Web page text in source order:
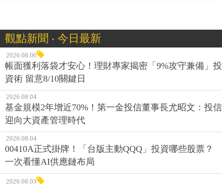
觀點新聞 ‧ 今日最新
2026.08.06
帳面獲利落袋才安心！理財專家揭密「9%攻守兼備」投
資術 留意8/10關鍵日
2026.08.04
基金規模2年增近70%！第一金投信董事長尤昭文：投信
迎向大資產管理時代
2026.08.04
00410A正式掛牌！「台版主動QQQ」投資哪些股票？
一次看懂AI供應鏈布局
2026.08.03